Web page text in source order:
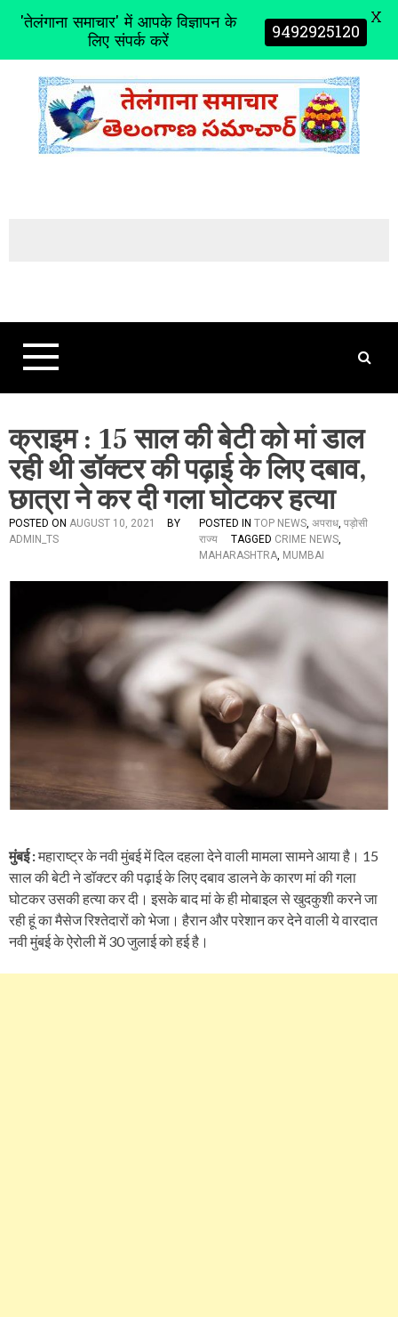
t
क्राइम : 15 साल की बेटी को मां डाल
रही थी डॉक्टर की पढ़ाई के लिए दबाव,
छात्रा ने कर दी गला घोटकर हत्या
POSTED ON AUGUST 10, 2021
BY
ADMIN_TS
POSTED IN TOP NEWS, अपराध, पड़ोसी
राज्य
TAGGED CRIME NEWS,
MAHARASHTRA, MUMBAI
मुंबई :महाराष्ट्र के नवी मुंबई में दिल दहला देने वाली मामला सामने आया है। 15
साल की बेटी ने डॉक्टर की पढ़ाई के लिए दबाव डालने के कारण मां की गला
घोटकर उसकी हत्या कर दी। इसके बाद मां के ही मोबाइल से खुदकुशी करने जा
रही हूं का मैसेज रिश्तेदारों को भेजा। हैरान और परेशान कर देने वाली ये वारदात
नवी मुंबई के ऐरोली में 30 जुलाई को हई है।
'तेलंगाना समाचार' में आपके विज्ञापन के
लिए संपर्क करें 9492925120 X